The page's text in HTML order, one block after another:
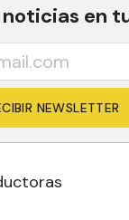
noticias en
NEWSLETTER